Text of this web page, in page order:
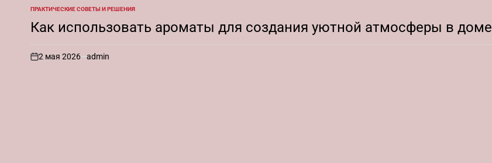
ОПУБЛИКОВАНО
В
ПРАКТИЧЕСКИЕ СОВЕТЫ И РЕШЕНИЯ
Как использовать ароматы для создания уютной атмосферы в доме
on
2 мая 2026 admin